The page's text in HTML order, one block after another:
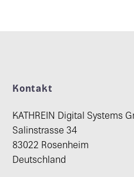
Kontakt
KATHREIN Digital Systems
Salinstrasse 34
83022 Rosenheim
Deutschland